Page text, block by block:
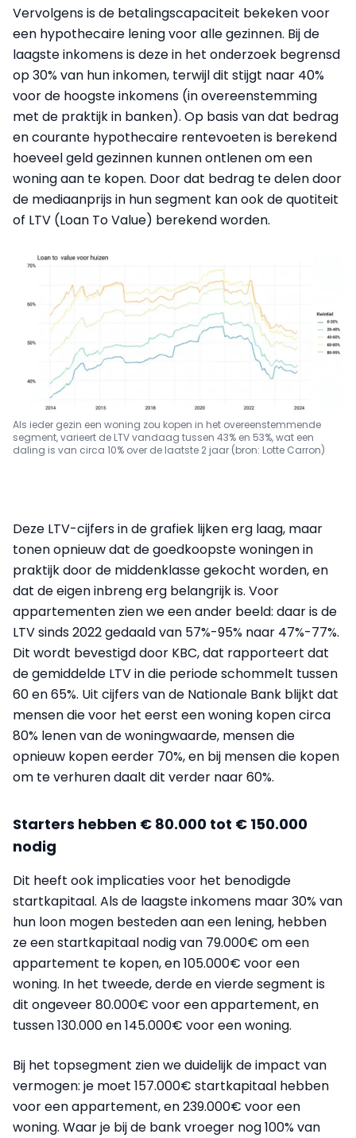
Vervolgens is de betalingscapaciteit bekeken voor
een hypothecaire lening voor alle gezinnen. Bij de
laagste inkomens is deze in het onderzoek begrensd
op 30% van hun inkomen, terwijl dit stijgt naar 40%
voor de hoogste inkomens (in overeenstemming
met de praktijk in banken). Op basis van dat bedrag
en courante hypothecaire rentevoeten is berekend
hoeveel geld gezinnen kunnen ontlenen om een
woning aan te kopen. Door dat bedrag te delen door
de mediaanprijs in hun segment kan ook de quotiteit
of LTV (Loan To Value) berekend worden.
Als ieder gezin een woning zou kopen in het overeenstemmende
segment, varieert de LTV vandaag tussen 43% en 53%, wat een
daling is van circa 10% over de laatste 2 jaar (bron: Lotte Carron)
Deze LTV-cijfers in de grafiek lijken erg laag, maar
tonen opnieuw dat de goedkoopste woningen in
praktijk door de middenklasse gekocht worden, en
dat de eigen inbreng erg belangrijk is. Voor
appartementen zien we een ander beeld: daar is de
LTV sinds 2022 gedaald van 57%-95% naar 47%-77%.
Dit wordt bevestigd door KBC, dat rapporteert dat
de gemiddelde LTV in die periode schommelt tussen
60 en 65%. Uit cijfers van de Nationale Bank blijkt dat
mensen die voor het eerst een woning kopen circa
80% lenen van de woningwaarde, mensen die
opnieuw kopen eerder 70%, en bij mensen die kopen
om te verhuren daalt dit verder naar 60%.
Starters hebben € 80.000 tot € 150.000
nodig
Dit heeft ook implicaties voor het benodigde
startkapitaal. Als de laagste inkomens maar 30% van
hun loon mogen besteden aan een lening, hebben
ze een startkapitaal nodig van 79.000€ om een
appartement te kopen, en 105.000€ voor een
woning. In het tweede, derde en vierde segment is
dit ongeveer 80.000€ voor een appartement, en
tussen 130.000 en 145.000€ voor een woning.
Bij het topsegment zien we duidelijk de impact van
vermogen: je moet 157.000€ startkapitaal hebben
voor een appartement, en 239.000€ voor een
woning. Waar je bij de bank vroeger nog 100% van